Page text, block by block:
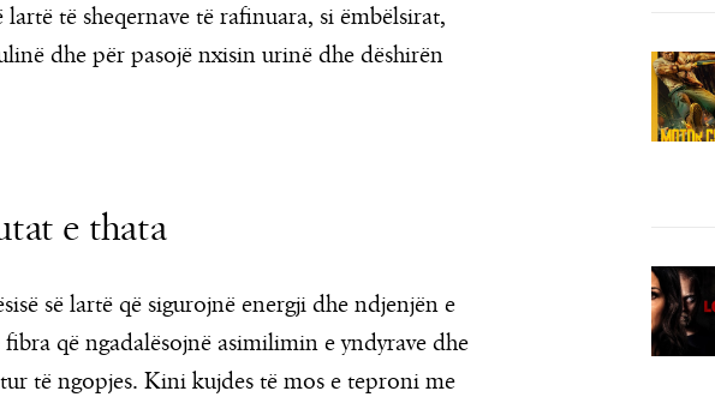
të sheqernave të rafinuara, si ëmbëlsirat,
dhe për pasojë nxisin urinë dhe dëshirën
e thata
së lartë që sigurojnë energji dhe ndjenjën e
që ngadalësojnë asimilimin e yndyrave dhe
të ngopjes. Kini kujdes të mos e teproni me